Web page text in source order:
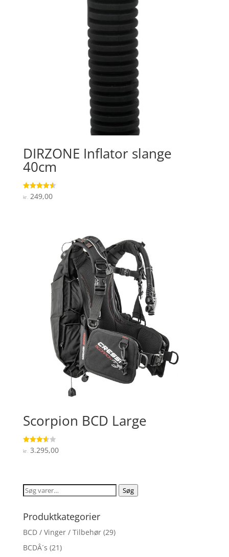
DIRZONE Inflator slange
40cm
Vurderet
4.6
kr.249,00
Scorpion BCD Large
Vurderet
3.6
kr. 3.295,00
Søg
Søg
Produktkategorier
BCD / Vinger / Tilbehør (29)
BCDÂ´s (21)